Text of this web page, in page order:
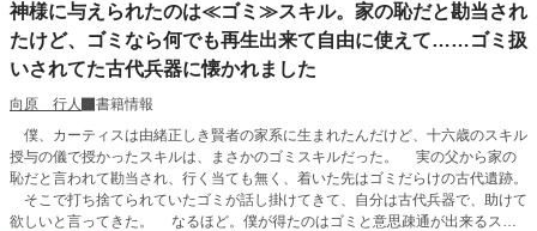
賛されるほどの探索配信者となり、拳児をクビにして追放した草薙数馬たちは死
ぬこと以上の地獄をみることになる。 これは現代ダンジョン配信界に激震が
走った、伝説の英雄配信者の比類なき誕生譚――。
神様に与えられたのは≪ゴミ≫スキル。家の恥だと勘当され
たけど、ゴミなら何でも再生出来て自由に使えて……ゴミ扱
いされてた古代兵器に懐かれました
向原 行人
書籍情報
僕、カーティスは由緒正しき賢者の家系に生まれたんだけど、十六歳のスキル
授与の儀で授かったスキルは、まさかのゴミスキルだった。 実の父から家の
恥だと言われて勘当され、行く当ても無く、着いた先はゴミだらけの古代遺跡。
そこで打ち捨てられていたゴミが話し掛けてきて、自分は古代兵器で、助けて
欲しいと言ってきた。 なるほど。僕が得たのはゴミと意思疎通が出来るスキ